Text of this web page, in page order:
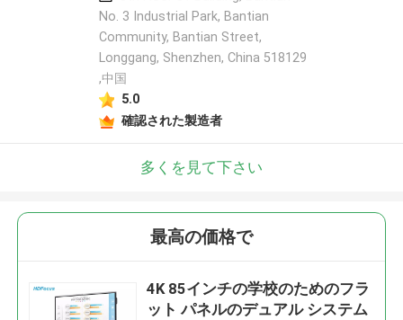
No. 3 Industrial Park, Bantian
Community, Bantian Street,
Longgang, Shenzhen, China 518129
,中国
5.0
確認された製造者
多くを見て下さい
最高の価格で
4K 85インチの学校のためのフラ
ット パネルのデュアル システム